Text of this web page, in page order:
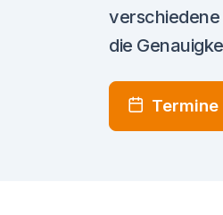
die
Termine